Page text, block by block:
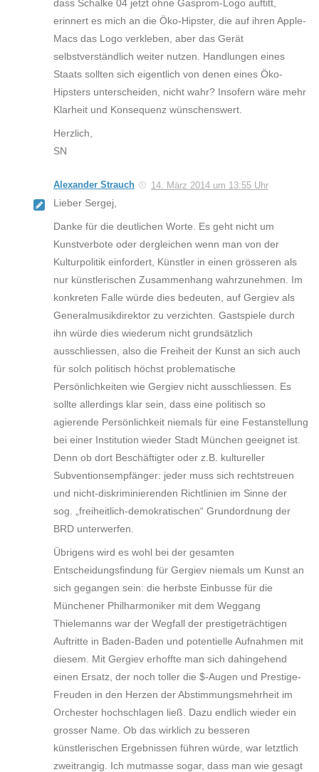
dass Schalke 04 jetzt ohne Gasprom-Logo auftitt,
erinnert es mich an die Öko-Hipster, die auf ihren Apple-
Macs das Logo verkleben, aber das Gerät
selbstverständlich weiter nutzen. Handlungen eines
Staats sollten sich eigentlich von denen eines Öko-
Hipsters unterscheiden, nicht wahr? Insofern wäre mehr
Klarheit und Konsequenz wünschenswert.
Herzlich,
SN
Alexander Strauch 14. März 2014 um 13:55 Uhr
Lieber Sergej,
Danke für die deutlichen Worte. Es geht nicht um
Kunstverbote oder dergleichen wenn man von der
Kulturpolitik einfordert, Künstler in einen grösseren als
nur künstlerischen Zusammenhang wahrzunehmen. Im
konkreten Falle würde dies bedeuten, auf Gergiev als
Generalmusikdirektor zu verzichten. Gastspiele durch
ihn würde dies wiederum nicht grundsätzlich
ausschliessen, also die Freiheit der Kunst an sich auch
für solch politisch höchst problematische
Persönlichkeiten wie Gergiev nicht ausschliessen. Es
sollte allerdings klar sein, dass eine politisch so
agierende Persönlichkeit niemals für eine Festanstellung
bei einer Institution wieder Stadt München geeignet ist.
Denn ob dort Beschäftigter oder z.B. kultureller
Subventionsempfänger: jeder muss sich rechtstreuen
und nicht-diskriminierenden Richtlinien im Sinne der
sog. „freiheitlich-demokratischen“ Grundordnung der
BRD unterwerfen.
Übrigens wird es wohl bei der gesamten
Entscheidungsfindung für Gergiev niemals um Kunst an
sich gegangen sein: die herbste Einbusse für die
Münchener Philharmoniker mit dem Weggang
Thielemanns war der Wegfall der prestigeträchtigen
Auftritte in Baden-Baden und potentielle Aufnahmen mit
diesem. Mit Gergiev erhoffte man sich dahingehend
einen Ersatz, der noch toller die $-Augen und Prestige-
Freuden in den Herzen der Abstimmungsmehrheit im
Orchester hochschlagen ließ. Dazu endlich wieder ein
grosser Name. Ob das wirklich zu besseren
künstlerischen Ergebnissen führen würde, war letztlich
zweitrangig. Ich mutmasse sogar, dass man wie gesagt